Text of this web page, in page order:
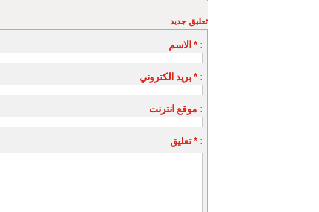
تعليق جديد
الاسم * :
بريد الكتروني * :
موقع انترنت :
تعليق * :